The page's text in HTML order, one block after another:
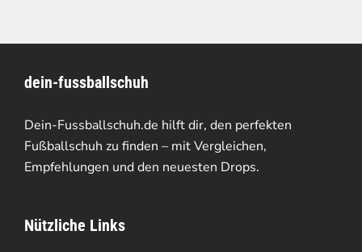
dein-fussballschuh
Dein-Fussballschuh.de hilft dir, den perfekten
Fußballschuh zu finden – mit Vergleichen,
Empfehlungen und den neuesten Drops.
Nützliche Links